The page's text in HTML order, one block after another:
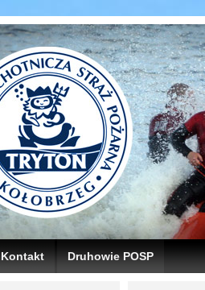
Kontakt Druhowie POSP